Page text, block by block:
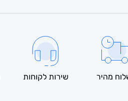
מהיר שירות לקוחות